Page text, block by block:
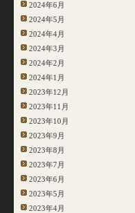
2024年6月
2024年5月
2024年4月
2024年3月
2024年2月
2024年1月
2023年12月
2023年11月
2023年10月
2023年9月
2023年8月
2023年7月
2023年6月
2023年5月
2023年4月